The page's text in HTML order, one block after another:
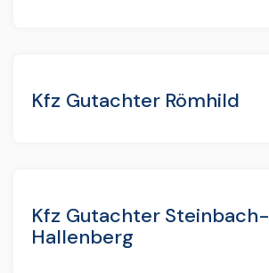
Kfz Gutachter Römhild
Kfz Gutachter Steinbach-
Hallenberg